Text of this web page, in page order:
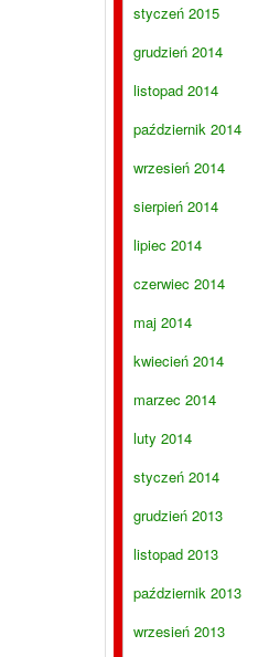
styczeń 2015
grudzień 2014
listopad 2014
październik 2014
wrzesień 2014
sierpień 2014
lipiec 2014
czerwiec 2014
maj 2014
kwiecień 2014
marzec 2014
luty 2014
styczeń 2014
grudzień 2013
listopad 2013
październik 2013
wrzesień 2013